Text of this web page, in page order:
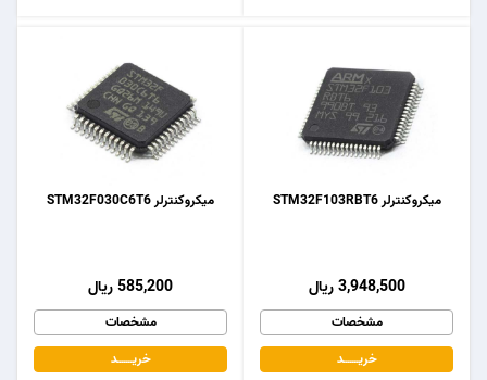
میکروکنترلر STM32F030C6T6
585,200 ریال
مشخصات
خریـــــــد
میکروکنترلر STM32F103RBT6
3,948,500 ریال
مشخصات
خریـــــــد